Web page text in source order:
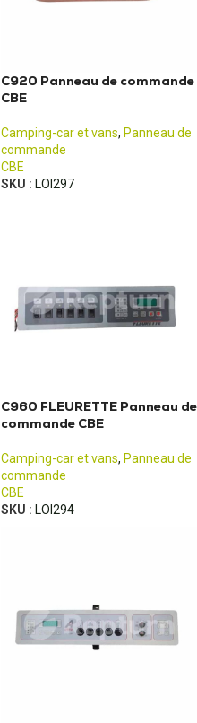
C920 Panneau de commande
CBE
Camping-car et vans, Panneau de
commande
CBE
SKU : LOI297
C960 FLEURETTE Panneau de
commande CBE
Camping-car et vans, Panneau de
commande
CBE
SKU : LOI294